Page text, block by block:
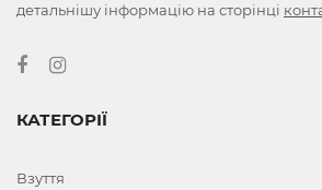
детальнішу інформацію на сторінці
КАТЕГОРІЇ
Взуття